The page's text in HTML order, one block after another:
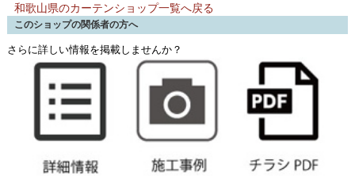
和歌山県のカーテンショップ一覧へ戻る
このショップの関係者の方へ
さらに詳しい情報を掲載しませんか？